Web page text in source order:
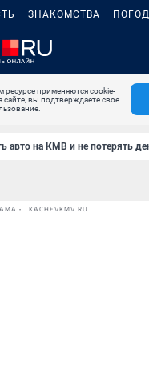
ЗНАКОМСТВА
применяются cookie-
сайте, вы подтверждаете свое
авто на КМВ и не потерять
• TKACHEVKMV.RU